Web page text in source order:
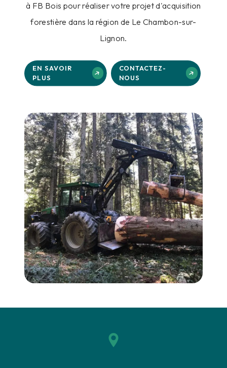
à FB Bois pour réaliser votre projet d'acquisition
forestière dans la région de Le Chambon-sur-
Lignon.
EN SAVOIR
PLUS
CONTACTEZ-
NOUS